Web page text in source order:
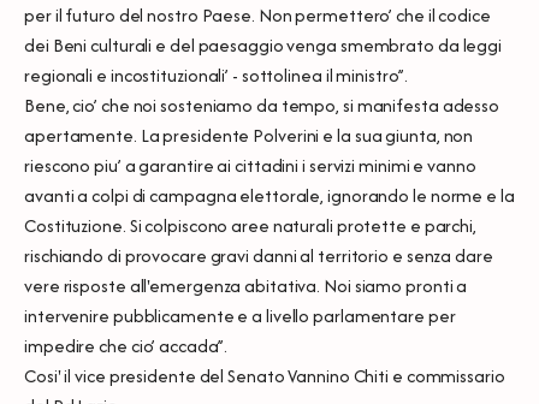
per il futuro del nostro Paese. Non permettero’ che il codice
dei Beni culturali e del paesaggio venga smembrato da leggi
regionali e incostituzionali’ - sottolinea il ministro’’.
Bene, cio’ che noi sosteniamo da tempo, si manifesta adesso
apertamente. La presidente Polverini e la sua giunta, non
riescono piu’ a garantire ai cittadini i servizi minimi e vanno
avanti a colpi di campagna elettorale, ignorando le norme e la
Costituzione. Si colpiscono aree naturali protette e parchi,
rischiando di provocare gravi danni al territorio e senza dare
vere risposte all'emergenza abitativa. Noi siamo pronti a
intervenire pubblicamente e a livello parlamentare per
impedire che cio’ accada’’.
Cosi' il vice presidente del Senato Vannino Chiti e commissario